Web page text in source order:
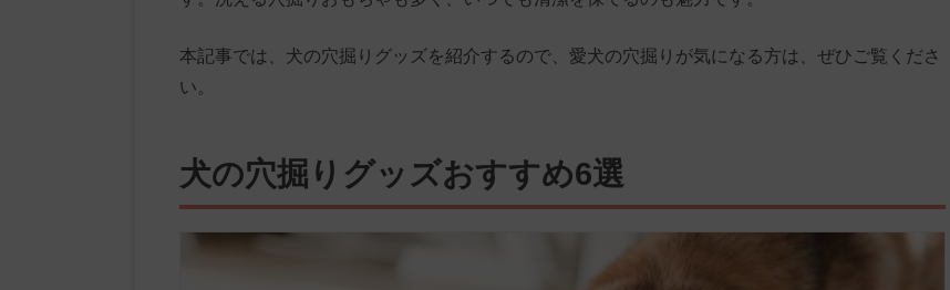
本記事では、犬の穴掘りグッズを紹介するので、愛犬の穴掘りが気になる方は、ぜひご覧くださ
い。
犬の穴掘りグッズおすすめ6選